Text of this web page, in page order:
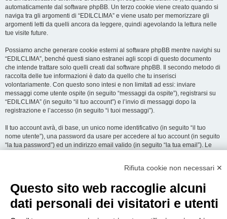
automaticamente dal software phpBB. Un terzo cookie viene creato quando si
naviga tra gli argomenti di “EDILCLIMA” e viene usato per memorizzare gli
argomenti letti da quelli ancora da leggere, quindi agevolando la lettura nelle
tue visite future.
Possiamo anche generare cookie esterni al software phpBB mentre navighi su
“EDILCLIMA”, benché questi siano estranei agli scopi di questo documento
che intende trattare solo quelli creati dal software phpBB. Il secondo metodo di
raccolta delle tue informazioni è dato da quello che tu inserisci
volontariamente. Con questo sono intesi e non limitati ad essi: inviare
messaggi come utente ospite (in seguito “messaggi da ospite”), registrarsi su
“EDILCLIMA” (in seguito “il tuo account”) e l’invio di messaggi dopo la
registrazione e l’accesso (in seguito “i tuoi messaggi”).
Il tuo account avrà, di base, un unico nome identificativo (in seguito “il tuo
nome utente”), una password da usare per accedere al tuo account (in seguito
“la tua password”) ed un indirizzo email valido (in seguito “la tua email”). Le
alle informazioni di nome utente, password ed indirizzo email richiesti durante
obbligatoria o opzionale, è a totale discrezione di “EDILCLIMA”. In tutti i casi,
hai la possibilità di selezionare quali delle informazioni che hai fornito possano
essere rese pubbliche. All’interno del tuo account, hai facoltà di opt-in o opt-out
Rifiuta cookie non necessari ✕
Questo sito web raccoglie alcuni
dati personali dei visitatori e utenti